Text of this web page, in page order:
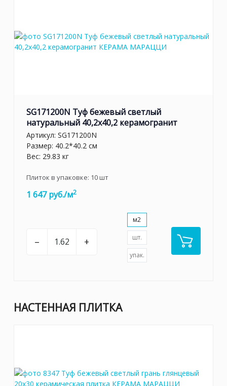
праву, считается собор Эчмиадзинского собора,
датированный 303 г. н.э. Лиссабонский кафедральный собор
SG171200N Туф бежевый светлый
натуральный 40,2x40,2 керамогранит
Артикул: SG171200N
Размер: 40.2*40.2 см
Вес: 29.83 кг
Плиток в упаковке: 10шт
1 647 руб./м2
– +
м2
шт.
упак.
НАСТЕННАЯ ПЛИТКА